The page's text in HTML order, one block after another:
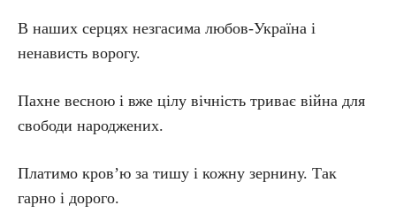
В наших серцях незгасима любов-Україна і
ненависть ворогу.
Пахне весною і вже цілу вічність триває війна для
свободи народжених.
Платимо кров’ю за тишу і кожну зернину. Так
гарно і дорого.